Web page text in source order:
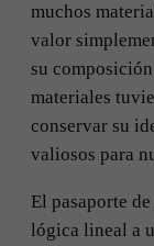
muchos
valor
su
materiales
conservar su
valiosos para
El pasaporte
lógica lineal a